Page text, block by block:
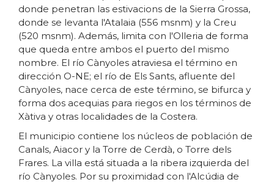
donde penetran las estivacions de la Sierra Grossa,
donde se levanta l'Atalaia (556 msnm) y la Creu
(520 msnm). Además, limita con l'Olleria de forma
que queda entre ambos el puerto del mismo
nombre. El río Cànyoles atraviesa el término en
dirección O-NE; el río de Els Sants, afluente del
Cànyoles, nace cerca de este término, se bifurca y
forma dos acequias para riegos en los términos de
Xàtiva y otras localidades de la Costera.
El municipio contiene los núcleos de población de
Canals, Aiacor y la Torre de Cerdà, o Torre dels
Frares. La villa está situada a la ribera izquierda del
río Cànyoles. Por su proximidad con l'Alcúdia de